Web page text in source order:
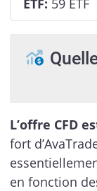
ETF: 59 ETF
L’offre CFD
fort
en fonction